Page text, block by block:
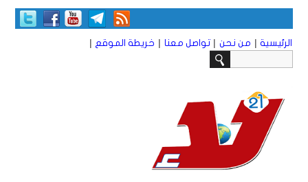
الرئيسية | من نحن | تواصل معنا | خريطة الموقع |